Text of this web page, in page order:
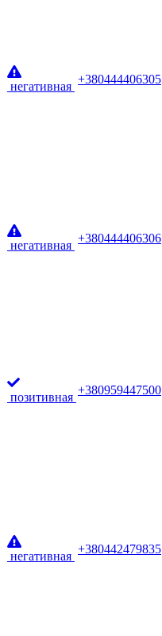
негативная
+380444406305
негативная
+380444406306
позитивная
+380959447500
негативная
+380442479835